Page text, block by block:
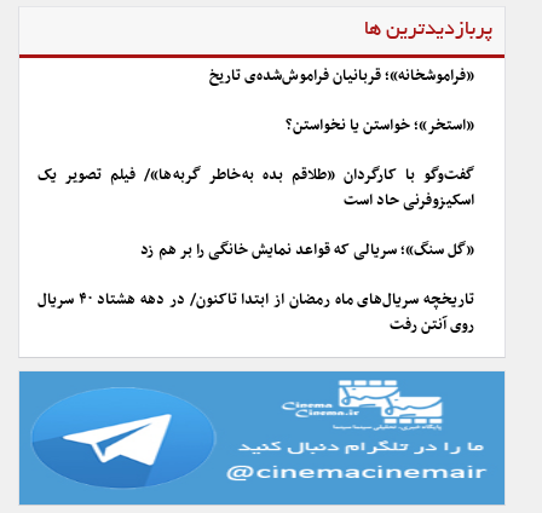
پربازدیدترین ها
«فراموشخانه»؛ قربانیان فراموش‌شده‌ی تاریخ
«استخر»؛ خواستن یا نخواستن؟
گفت‌وگو با کارگردان «طلاقم بده به خاطر گربه ها»/ فیلم تصویر یک
اسکیزوفرنی حاد است
«گل سنگ»؛ سریالی که قواعد نمایش خانگی را بر هم زد
تاریخچه سریال‌های ماه رمضان از ابتدا تاکنون/ در دهه هشتاد ۴۰ سریال
روی آنتن رفت